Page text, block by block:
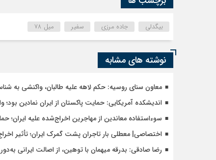
بیگدلی جاده مرزی سفیر میل 78
نوشته های مشابه
معاون سنای روسیه: حکم لاهه علیه طالبان، واکنشی به
اندیشکده آمریکایی: حمایت پاکستان از ایران نمادین
سوءاستفاده معاندین از مهاجرین اخراج‌شده علیه ایران؛
اختصاصی| معطلی بار تاجران پشت گمرک ایران؛ تأثیر
رضا صادقی: بدرقه میهمان با توهین، از اصالت ایرانی